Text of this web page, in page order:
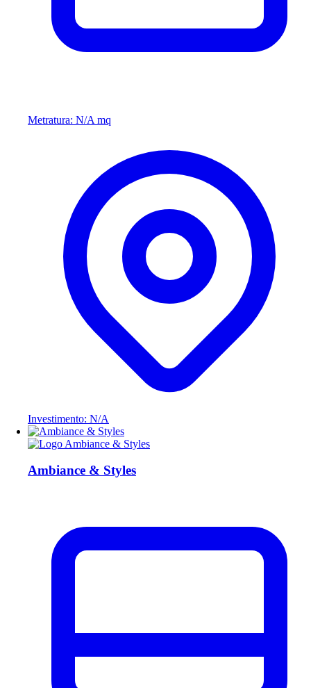
Metratura: N/A mq
Investimento: N/A
Ambiance & Styles